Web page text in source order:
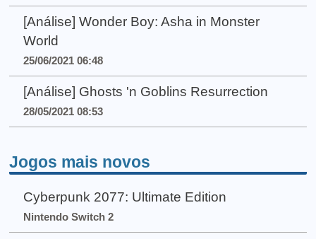
[Análise] Wonder Boy: Asha in Monster
World
25/06/2021 06:48
[Análise] Ghosts 'n Goblins Resurrection
28/05/2021 08:53
Jogos mais novos
Cyberpunk 2077: Ultimate Edition
Nintendo Switch 2